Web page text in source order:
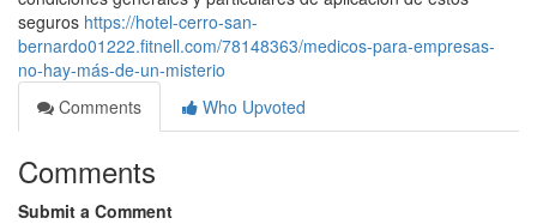
seguros https://hotel-cerro-san-
bernardo01222.fitnell.com/78148363/medicos-para-empresas-
no-hay-más-de-un-misterio
Comments
Who Upvoted
Comments
Submit a Comment